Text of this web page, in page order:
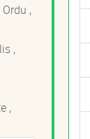
,
,
,